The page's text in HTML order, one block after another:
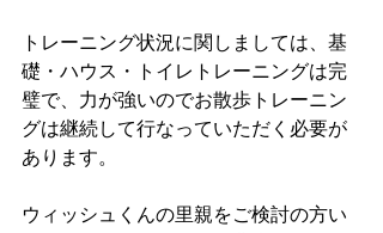
トレーニング状況に関しましては、基
礎・ハウス・トイレトレーニングは完
璧で、力が強いのでお散歩トレーニン
グは継続して行なっていただく必要が
あります。
ウィッシュくんの里親をご検討の方い